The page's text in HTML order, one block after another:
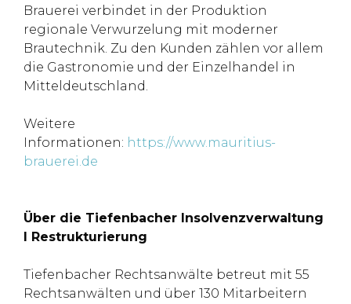
Brauerei verbindet in der Produktion
regionale Verwurzelung mit moderner
Brautechnik. Zu den Kunden zählen vor allem
die Gastronomie und der Einzelhandel in
Mitteldeutschland.
Weitere
Informationen: https://www.mauritius-
brauerei.de
Über die Tiefenbacher Insolvenzverwaltung
I Restrukturierung
Tiefenbacher Rechtsanwälte betreut mit 55
Rechtsanwälten und über 130 Mitarbeitern